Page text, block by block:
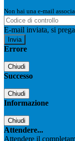
Non hai una e-mail
E-mail inviata, si
Errore
Chiudi
Successo
Chiudi
Informazione
Chiudi
Attendere...
Attendere il